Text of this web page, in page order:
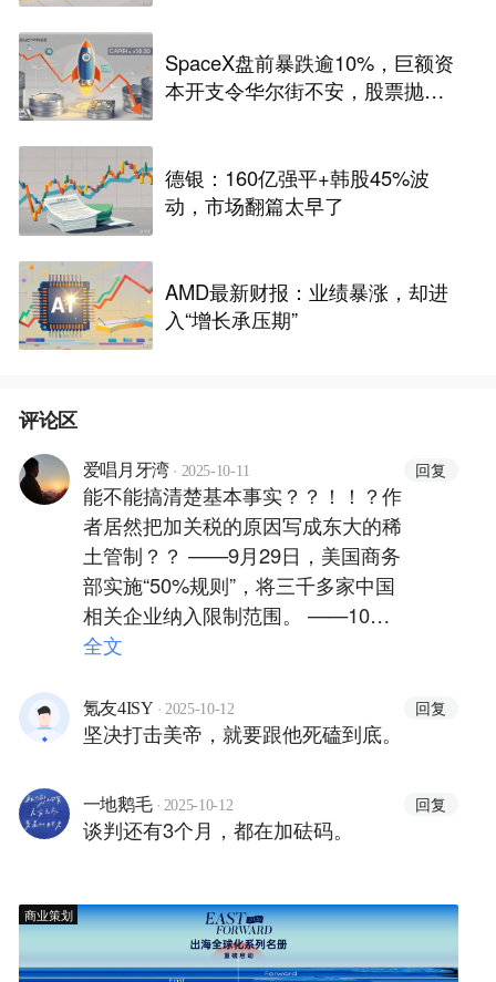
SpaceX盘前暴跌逾10%，巨额资
本开支令华尔街不安，股票抛
德银：160亿强平+韩股45%波
动，市场翻篇太早了
AMD最新财报：业绩暴涨，却进
入“增长承压期”
评论区
爱唱月牙湾 · 2025-10-11 回复
能不能搞清楚基本事实？？！！？作
者居然把加关税的原因写成东大的稀
土管制？？ ——9月29日，美国商务
部实施“50%规则”，将三千多家中国
相关企业纳入限制范围。 ——10月4
日，美国贸易代表办公室（USTR）
中国造、中企经营的船舶，只要进入
美国港口，就加征额外“港口服务
美战略竞争特别委员会”发布报告，
提出对华实施更广泛半导体设备出口
全文
氪友4ISY · 2025-10-12 回复
坚决打击美帝，就要跟他死磕到底。
一地鹅毛 · 2025-10-12 回复
谈判还有3个月，都在加砝码。
商业策划